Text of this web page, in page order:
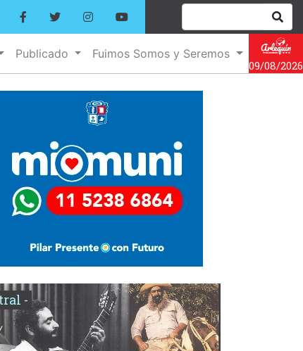
Publicado
Fuimos Somos y Seremos
09/08/2026
-